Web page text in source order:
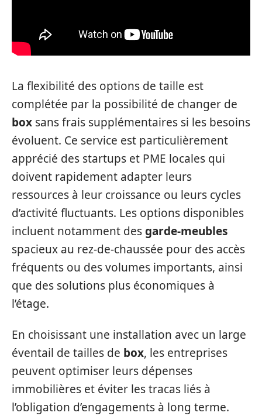
La flexibilité des options de taille est
complétée par la possibilité de changer de
box sans frais supplémentaires si les besoins
évoluent. Ce service est particulièrement
apprécié des startups et PME locales qui
doivent rapidement adapter leurs
ressources à leur croissance ou leurs cycles
d’activité fluctuants. Les options disponibles
incluent notamment desgarde-meubles
spacieux au rez-de-chaussée pour des accès
fréquents ou des volumes importants, ainsi
que des solutions plus économiques à
l’étage.
En choisissant une installation avec un large
éventail de tailles de box, les entreprises
peuvent optimiser leurs dépenses
immobilières et éviter les tracas liés à
l’obligation d’engagements à long terme.